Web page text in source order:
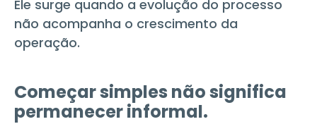
Ele surge quando a evolução do processo
não acompanha o crescimento da
operação.
Começar simples não significa
permanecer informal.